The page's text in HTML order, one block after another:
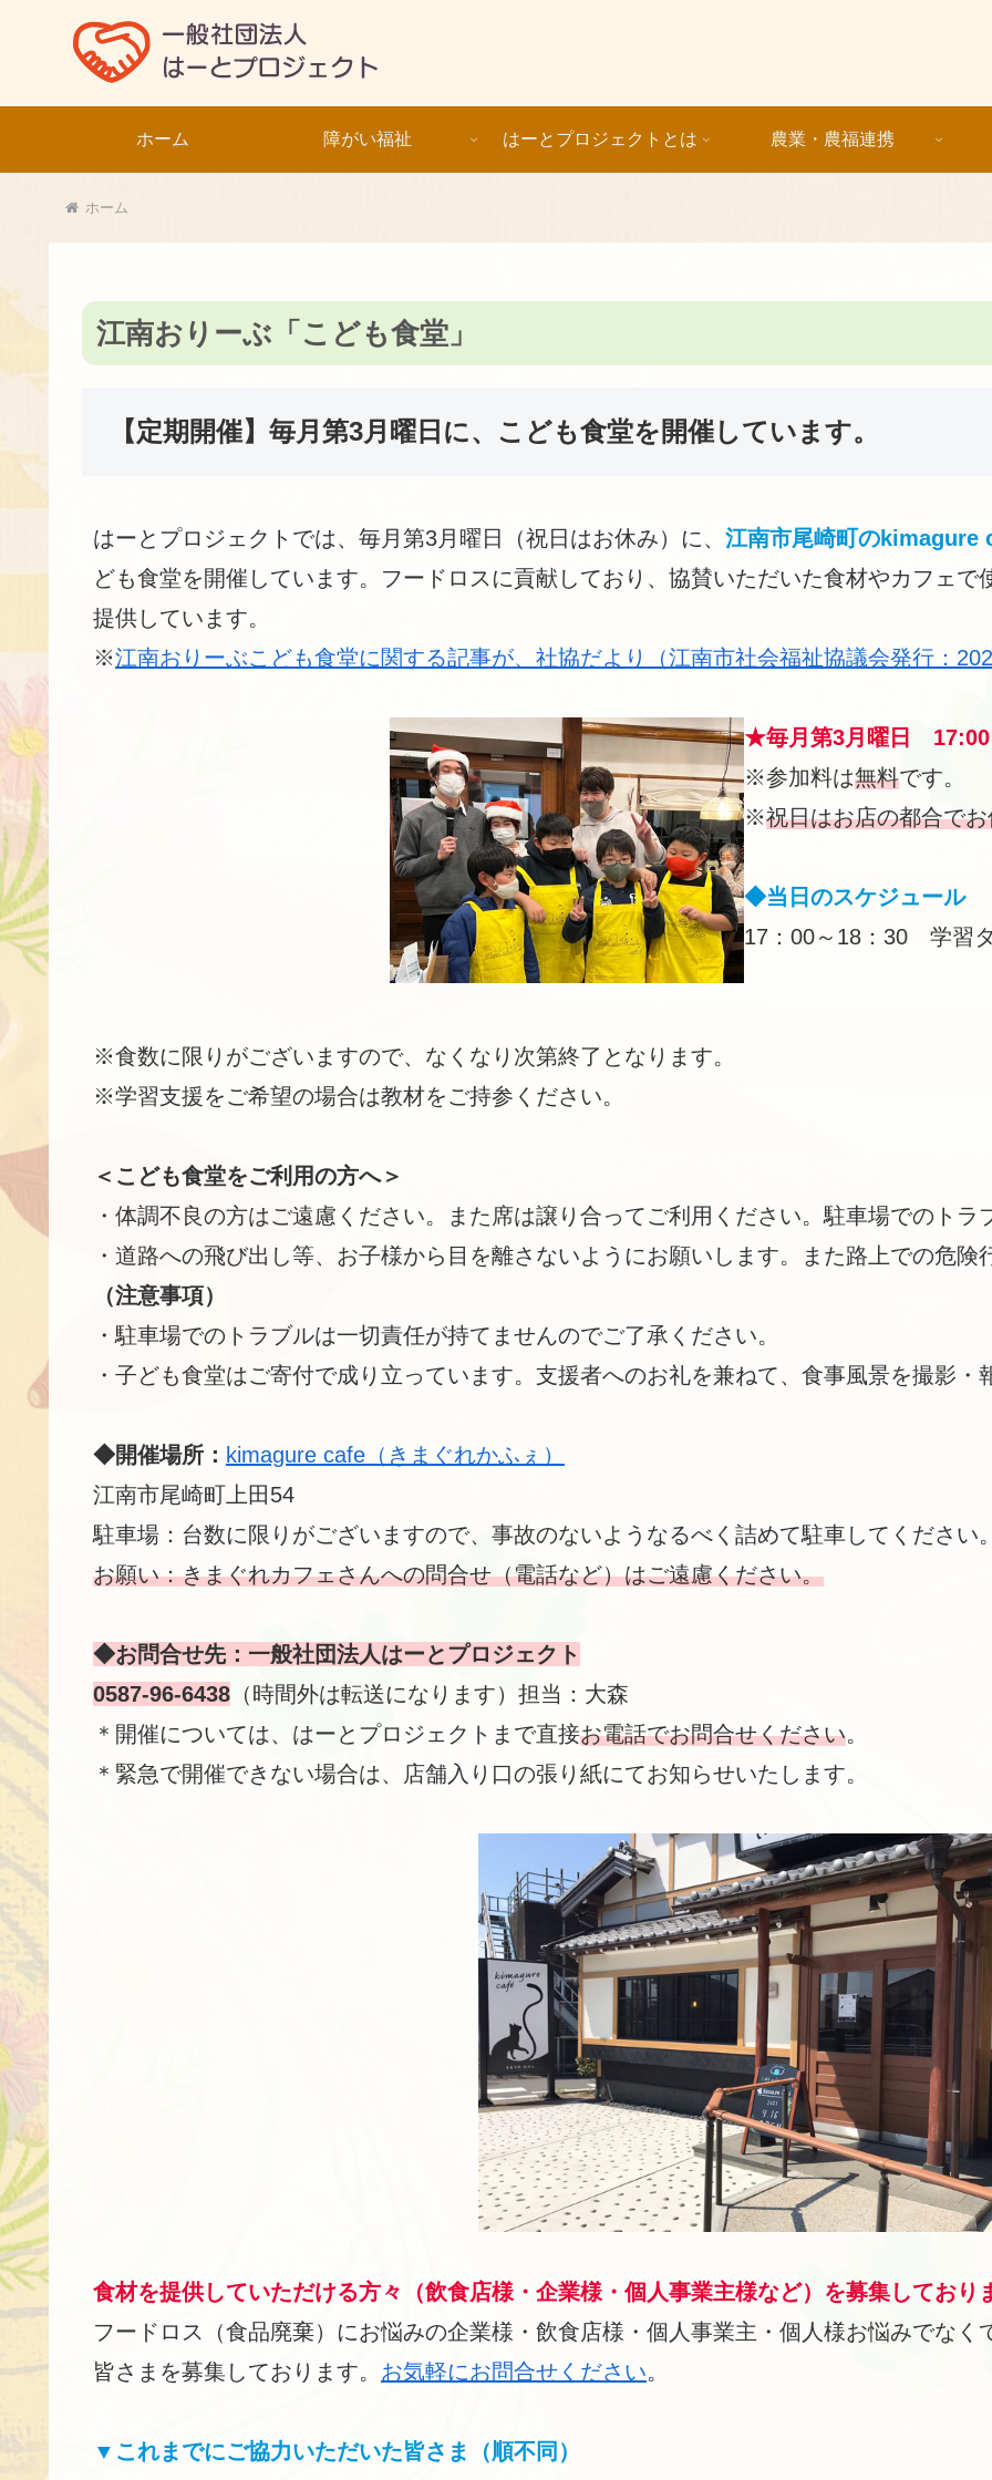
ホーム 障がい福祉 はーとプロジェクトとは 農業・農福連携
ホーム
江南おりーぶ「こども食堂」
【定期開催】毎月第3月曜日に、こども食堂を開催しています。
はーとプロジェクトでは、毎月第3月曜日（祝日はお休み）に、 江南市尾崎町のkimagure
ども食堂を開催しています。フードロスに貢献しており、協賛いただいた食材やカフェ
提供しています。
※江南おりーぶこども食堂に関する記事が、社協だより（江南市社会福祉協議会発行：
★毎月第3月曜日 17:00
※参加料は無料です。
※祝日はお店の都合で
◆当日のスケジュール
17：00～18：30 学習
※食数に限りがございますので、なくなり次第終了となります。
※学習支援をご希望の場合は教材をご持参ください。
＜こども食堂をご利用の方へ＞
・体調不良の方はご遠慮ください。また席は譲り合ってご利用ください。駐車場でのトラ
・道路への飛び出し等、お子様から目を離さないようにお願いします。また路上での危険
（注意事項）
・駐車場でのトラブルは一切責任が持てませんのでご了承ください。
・子ども食堂はご寄付で成り立っています。支援者へのお礼を兼ねて、食事風景を撮影
◆開催場所： kimagure cafe（きまぐれかふぇ）
江南市尾崎町上田54
駐車場：台数に限りがございますので、事故のないようなるべく詰めて駐車してください
お願い：きまぐれカフェさんへの問合せ（電話など）はご遠慮ください。
◆お問合せ先：一般社団法人はーとプロジェクト
0587-96-6438 （時間外は転送になります）担当：大森
＊開催については、はーとプロジェクトまで直接お電話でお問合せください。
＊緊急で開催できない場合は、店舗入り口の張り紙にてお知らせいたします。
食材を提供していただける方々（飲食店様・企業様・個人事業主様など）を募集しており
フードロス（食品廃棄）にお悩みの企業様・飲食店様・個人事業主・個人様お悩みでな
皆さまを募集しております。 お気軽にお問合せください。
▼これまでにご協力いただいた皆さま（順不同）